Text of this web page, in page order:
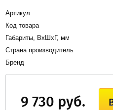
Артикул
Код товара
Габариты, BxШxГ, мм
Страна производитель
Бренд
9 730 руб.